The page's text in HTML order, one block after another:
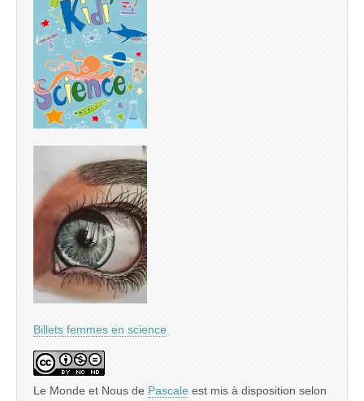
Billets femmes en science
Le Monde et Nous de Pascale est mis à disposition selon